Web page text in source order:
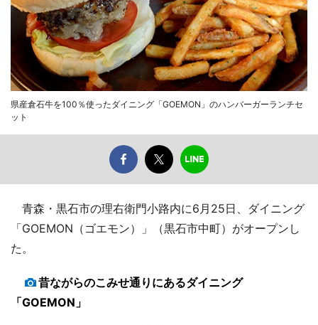
県産倉石牛を100％使ったダイニング「GOEMON」のハンバーガーランチセ
ット
青森・黒石市の理右衛門小路内に6月25日、ダイニング
「GOEMON（ゴエモン）」（黒石市中町）がオープンし
た。
昔ながらのこみせ通りにあるダイニング
「GOEMON」